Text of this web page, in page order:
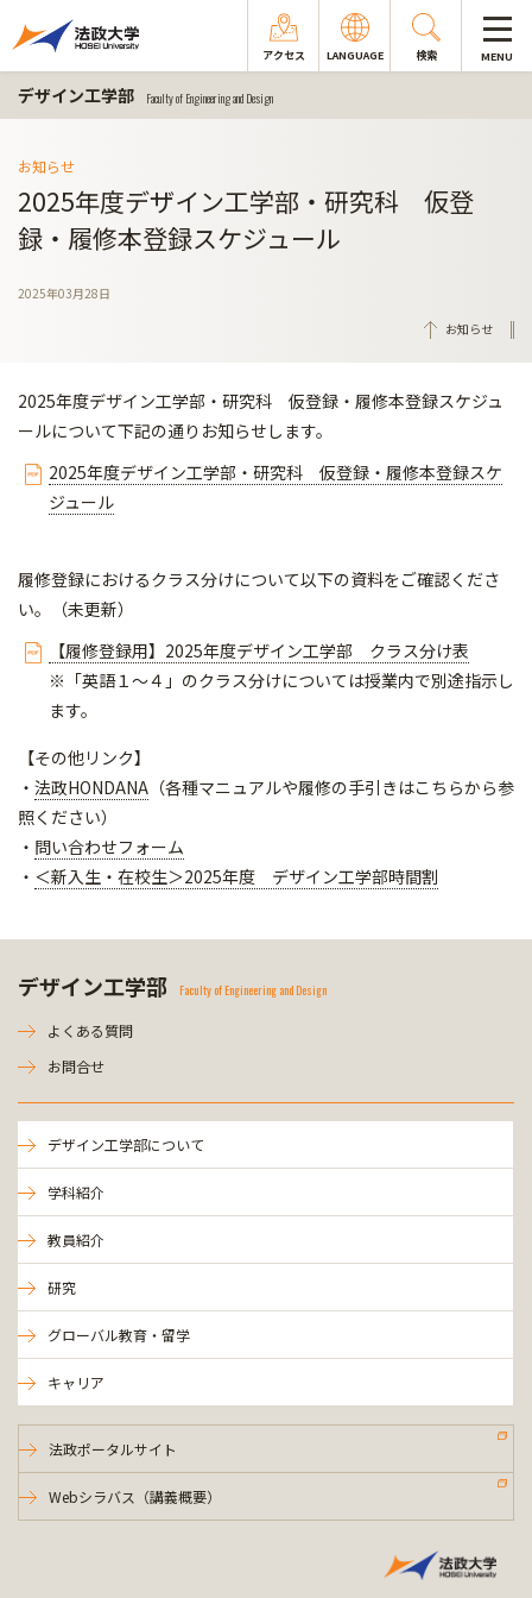
アクセス LANGUAGE 検索 MENU
デザイン工学部 Faculty of Engineering and Design
お知らせ
2025年度デザイン工学部・研究科 仮登
録・履修本登録スケジュール
2025年03月28日
お知らせ
2025年度デザイン工学部・研究科 仮登録・履修本登録スケジュ
ールについて下記の通りお知らせします。
2025年度デザイン工学部・研究科 仮登録・履修本登録スケ
ジュール
履修登録におけるクラス分けについて以下の資料をご確認くださ
い。（未更新）
【履修登録用】2025年度デザイン工学部 クラス分け表
※「英語１～４」のクラス分けについては授業内で別途指示し
ます。
【その他リンク】
・ 法政HONDANA （各種マニュアルや履修の手引きはこちらから参
照ください）
・ 問い合わせフォーム
・ ＜新入生・在校生＞2025年度 デザイン工学部時間割
デザイン工学部 Faculty of Engineering and Design
よくある質問
お問合せ
デザイン工学部について
学科紹介
教員紹介
研究
グローバル教育・留学
キャリア
法政ポータルサイト
Webシラバス（講義概要）